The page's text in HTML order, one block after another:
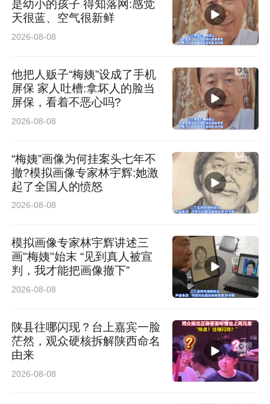
是幼小的孩子 得知落网:感觉
天很蓝、空气很新鲜
2026-08-08
他把人贩子“梅姨”设成了手机
屏保 家人吐槽:拿坏人的脸当
屏保，看着不恶心吗?
2026-08-08
“梅姨”画像为何挂案头七年不
撤?模拟画像专家林宇辉:她激
起了全国人的愤怒
2026-08-08
模拟画像专家林宇辉讲述三
画"梅姨"始末 “见到真人被宣
判，我才能把画像撤下”
2026-08-08
陕县往哪闪现？台上嘉宾一脸
茫然，观众硬核拆解陕西命名
由来
2026-08-08